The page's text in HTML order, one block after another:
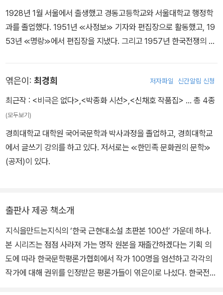
다.
강욱의 눈에 띈 것은 낯선 탱크였다.
혹시 미군의 것이 아닌가고 살펴보았으나, 낯선 군복의 병사가 고개
가는 것인지도 모르게 달렸다.
어제 저녁때까지 북으로 달렸던 국군의 모습은 어디로 사라지고, 서
울을 발밑에 깐 괴뢰군의 양양한 모습에 쫓겨 강욱은 자꾸 달렸다.
거리에 나와 선 군중들은 의심과 불안을 한데 가지고 제각기 어정쩡
한 얼굴들이었다. 열심히 뚜덕거리는 손뼉에 슬그머니 호응해 보이는
가 하면, 어설픈 만세 소리까지도 들렸다. 어제 북상하던 국군에게 아
“아침 일찍 웬일이야요?”
근심스런 심 여사의 물음에 강욱은 한동안 입만 쫑긋거렸다.
“아직도 모르고 계시나요? 적군이 벌써 서울에 쳐들어 왔는데요….”
뒤미처 나온 박 교수 얼굴이 창백했다.
“엣? 아니, 그게 정말인가?”
1928년 1월 서울에서 출생했고 경동고등학교와 서울대학교 행정학
과를 졸업했다. 1951년 ≪사정보≫ 기자와 편집장으로 활동했고, 19
53년 ≪명랑≫에서 편집장을 지냈다. 그리고 1957년 한국전쟁의 비
작 ≪인생극장≫은 정치가 김두한을 주인공으로 쓴 작품으로 힘 있는
문체와 역사의식이 돋보이는 작품이다. 이 작품은 ≪장군의 아들≫
(전 8권)로 제목이 바뀌어 출판되었고, 영화로 제작되었다. 그의 이력
이사, 국제펜클럽 한국본부 이사, 한국예술문화단체총연합회 이사를
지냈으며, 한국저작권협회 부회장, 대한민국예술원 회원, 한국소설가
협회 회장, 문화예술진흥위원회 위원, 대한민국예술원 문학분과 회
각 ≪한국 맛있는 집 666점≫과 ≪한국 맛있는 집 1234점≫을 출간
복자≫, ≪홍건적≫ 등이 있다. 대한민국예술상, 서울특별시문화상,
예술문화대상, 보관문화훈장 등을 받았다.
엮은이: 최경희 저자파일 신간알림 신청
최근작 : <비극은 없다>,<박종화 시선>,<신채호 작품집> … 총 4종
(모두보기)
경희대학교 대학원 국어국문학과 박사과정을 졸업하고, 경희대학교
에서 글쓰기 강의를 하고 있다. 저서로는 ≪한민족 문화권의 문학≫
(공저)이 있다.
출판사 제공 책소개
지식을만드는지식의 ‘한국 근현대소설 초판본 100선’ 가운데 하나.
본 시리즈는 점점 사라져 가는 명작 원본을 재출간하겠다는 기획 의
도에 따라 한국문학평론가협회에서 작가 100명을 엄선하고 각각의
작가에 대해 권위를 인정받은 평론가들이 엮은이로 나섰다. 한국전쟁